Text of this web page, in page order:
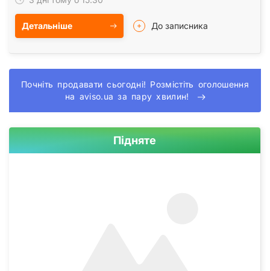
Детальніше До записника
Почніть продавати сьогодні! Розмістіть оголошення
на aviso.ua за пару хвилин!
Підняте